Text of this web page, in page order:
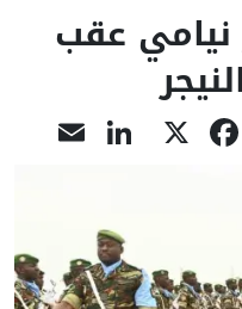
نيامي عقب
Facebook